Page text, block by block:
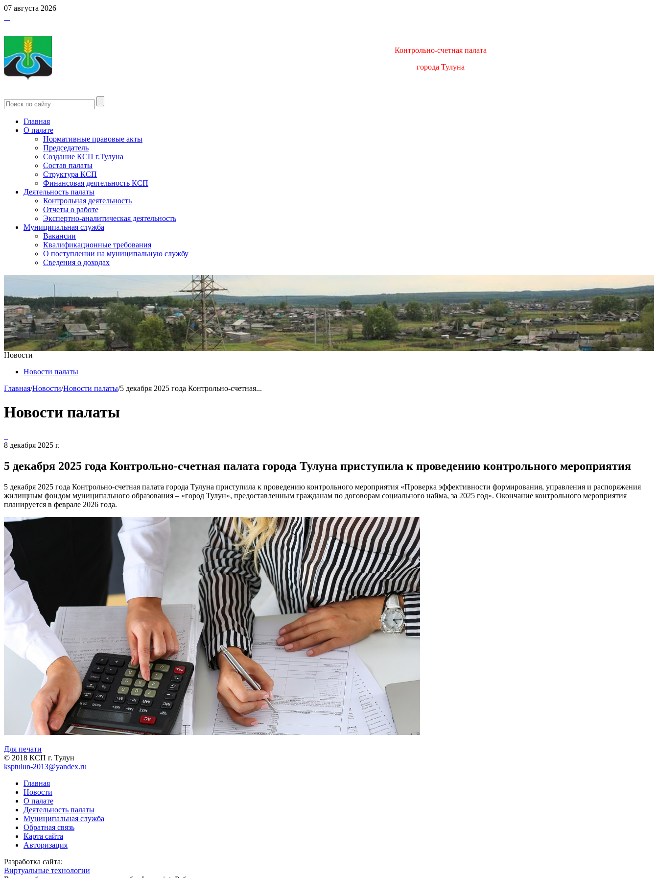
07 августа 2026
Контрольно-счетная палата
города Тулуна
Главная
О палате
Нормативные правовые акты
Председатель
Создание КСП г.Тулуна
Состав палаты
Структура КСП
Финансовая деятельность КСП
Деятельность палаты
Контрольная деятельность
Отчеты о работе
Экспертно-аналитическая деятельность
Муниципальная служба
Вакансии
Квалификационные требования
О поступлении на муниципальную службу
Сведения о доходах
Новости
Новости палаты
Главная/Новости/Новости палаты/5 декабря 2025 года Контрольно-счетная...
Новости палаты
8 декабря 2025 г.
5 декабря 2025 года Контрольно-счетная палата города Тулуна приступила к проведению контрольного мероприятия
5 декабря 2025 года Контрольно-счетная палата города Тулуна приступила к проведению контрольного мероприятия «Проверка эффективности формирования, управления и распоряжения
жилищным фондом муниципального образования – «город Тулун», предоставленным гражданам по договорам социального найма, за 2025 год». Окончание контрольного мероприятия
планируется в феврале 2026 года.
Для печати
© 2018 КСП г. Тулун
ksptulun-2013@yandex.ru
Главная
Новости
О палате
Деятельность палаты
Муниципальная служба
Обратная связь
Карта сайта
Авторизация
Разработка сайта:
Виртуальные технологии